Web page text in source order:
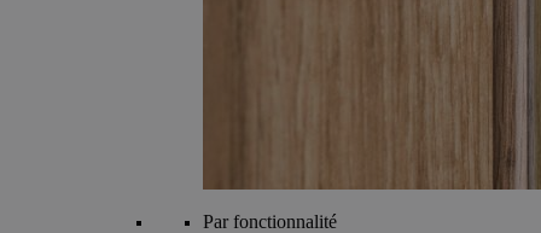
Par fonctionnalité